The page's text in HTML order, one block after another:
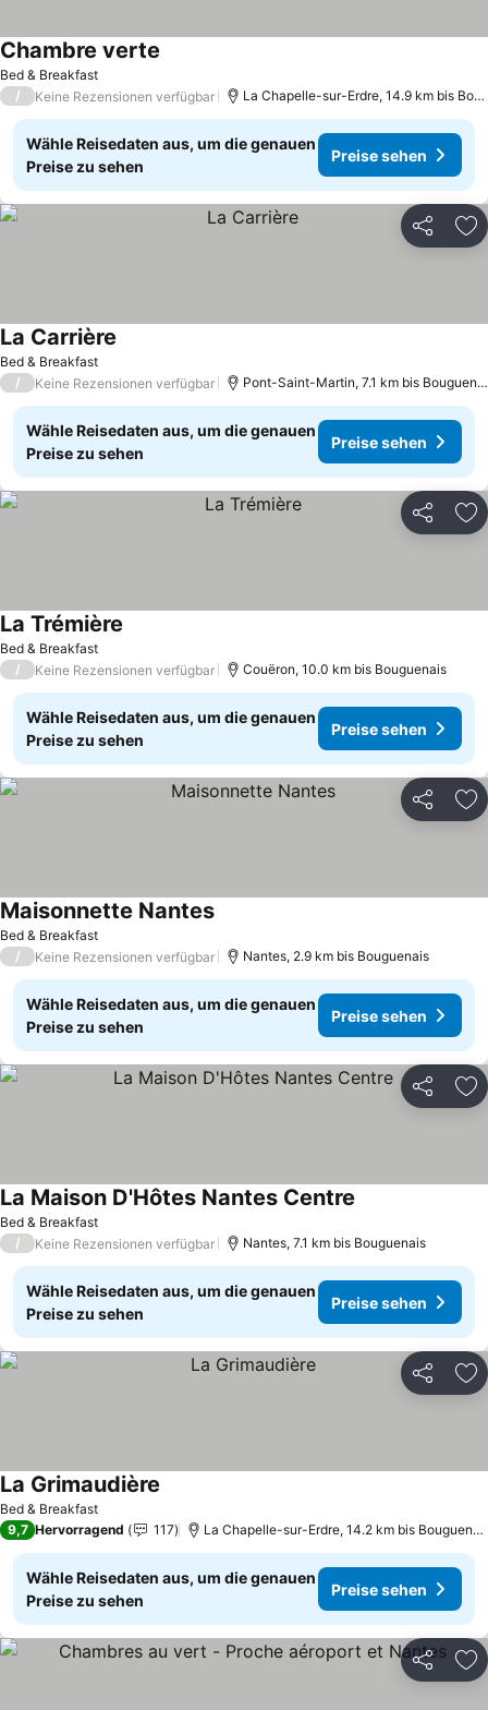
Bed & Breakfast
Chambre verte
/ Keine Rezensionen verfügbar La Chapelle-sur-Erdre, 14.9 km bis Bouguenais
Wähle Reisedaten aus, um die genauen
Preise zu sehen
Preise sehen
Teilen
Bed & Breakfast
La Carrière
/ Keine Rezensionen verfügbar Pont-Saint-Martin, 7.1 km bis Bouguenais
Wähle Reisedaten aus, um die genauen
Preise zu sehen
Preise sehen
Teilen
Bed & Breakfast
La Trémière
/ Keine Rezensionen verfügbar Couëron, 10.0 km bis Bouguenais
Wähle Reisedaten aus, um die genauen
Preise zu sehen
Preise sehen
Teilen
Bed & Breakfast
Maisonnette Nantes
/ Keine Rezensionen verfügbar Nantes, 2.9 km bis Bouguenais
Wähle Reisedaten aus, um die genauen
Preise zu sehen
Preise sehen
Teilen
Bed & Breakfast
La Maison D'Hôtes Nantes Centre
/ Keine Rezensionen verfügbar Nantes, 7.1 km bis Bouguenais
Wähle Reisedaten aus, um die genauen
Preise zu sehen
Preise sehen
Teilen
Bed & Breakfast
La Grimaudière
9,7 Hervorragend 117 La Chapelle-sur-Erdre, 14.2 km bis Bouguenais
Wähle Reisedaten aus, um die genauen
Preise zu sehen
Preise sehen
Teilen